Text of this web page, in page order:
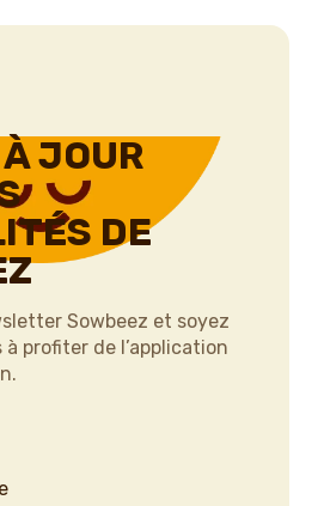
JOUR
DE
Sowbeez et soyez
à profiter de l’application